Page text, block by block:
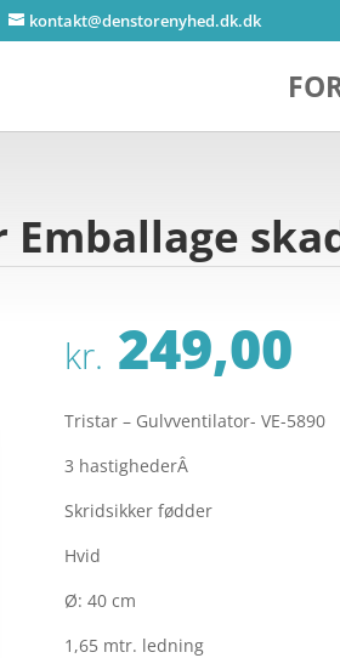
kontakt@denstorenyhed.dk.dk
kr. 249,00
Tristar – Gulvventilator- VE-5890
3 hastighederÂ
Skridsikker fødder
Hvid
Ø: 40 cm
1,65 mtr. ledning